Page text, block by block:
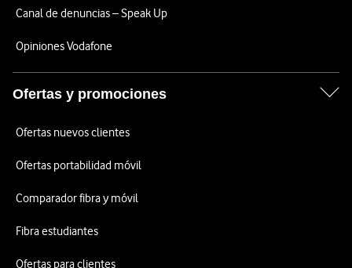
Canal de denuncias – Speak Up
Opiniones Vodafone
Ofertas y promociones
Ofertas nuevos clientes
Ofertas portabilidad móvil
Comparador fibra y móvil
Fibra estudiantes
Ofertas para clientes